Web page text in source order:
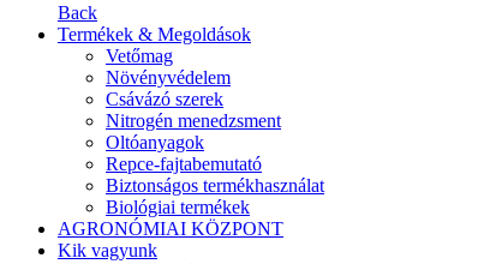
Back
Termékek & Megoldások
Vetőmag
Növényvédelem
Csávázó szerek
Nitrogén menedzsment
Oltóanyagok
Repce-fajtabemutató
Biztonságos termékhasználat
Biológiai termékek
AGRONÓMIAI KÖZPONT
Kik vagyunk